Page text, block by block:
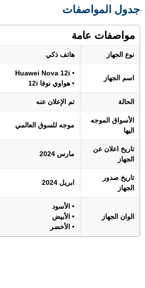
جدول المواصفات
مواصفات عامة
نوع الجهاز هاتف ذكي
اسم الجهاز
• Huawei Nova 12i
• هواوي نوفا 12i
الحالة تم الإعلان عنه
الأسواق الموجه
اليها
موجه للسوق العالمي
تاريخ اعلان عن
الجهاز
مارس 2024
تاريخ صدور
الجهاز
ابريل 2024
الوان الجهاز
• الأسود
• الأبيض
• الأخضر